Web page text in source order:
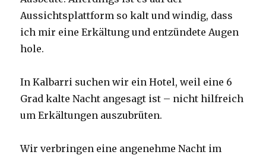
Aussichtsplattform so kalt und windig, dass
ich mir eine Erkältung und entzündete Augen
hole.
In Kalbarri suchen wir ein Hotel, weil eine 6
Grad kalte Nacht angesagt ist – nicht hilfreich
um Erkältungen auszubrüten.
Wir verbringen eine angenehme Nacht im